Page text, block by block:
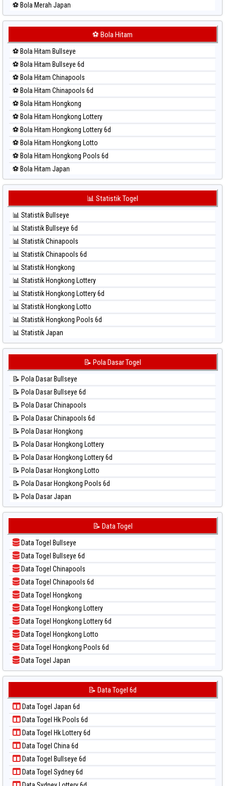
⚽ Bola Merah Japan
⚽ Bola Merah Japan 6d
⚽ Bola Merah Kuda Lari
⚽ Bola Merah Magnum Cambodia
⚽ Bola Merah Nagoya
⚽ Bola Merah North Carolina Day
⚽ Bola Merah Pcso
⚽ Bola Merah Sao Paulo
⚽ Bola Merah Singapore
⚽ Bola Merah Sydney
⚽ Bola Merah Sydney Lottery
⚽ Bola Merah Sydney Lottery 6d
⚽ Bola Merah Sydney Lotto
⚽ Bola Merah Taiwan
⚽ Bola Hitam
⚽ Bola Hitam Bullseye
⚽ Bola Hitam Bullseye 6d
⚽ Bola Hitam Chinapools
⚽ Bola Hitam Chinapools 6d
⚽ Bola Hitam Hongkong
⚽ Bola Hitam Hongkong Lottery
⚽ Bola Hitam Hongkong Lottery 6d
⚽ Bola Hitam Hongkong Lotto
⚽ Bola Hitam Hongkong Pools 6d
⚽ Bola Hitam Japan
⚽ Bola Hitam Japan 6d
⚽ Bola Hitam Kuda Lari
⚽ Bola Hitam Magnum Cambodia
⚽ Bola Hitam Nagoya
⚽ Bola Hitam North Carolina Day
⚽ Bola Hitam Pcso
⚽ Bola Hitam Sao Paulo
⚽ Bola Hitam Singapore
⚽ Bola Hitam Sydney
⚽ Bola Hitam Sydney Lottery
⚽ Bola Hitam Sydney Lottery 6d
⚽ Bola Hitam Sydney Lotto
⚽ Bola Hitam Taiwan
📊 Statistik Togel
📊 Statistik Bullseye
📊 Statistik Bullseye 6d
📊 Statistik Chinapools
📊 Statistik Chinapools 6d
📊 Statistik Hongkong
📊 Statistik Hongkong Lottery
📊 Statistik Hongkong Lottery 6d
📊 Statistik Hongkong Lotto
📊 Statistik Hongkong Pools 6d
📊 Statistik Japan
📊 Statistik Japan 6d
📊 Statistik Kuda Lari
📊 Statistik Magnum Cambodia
📊 Statistik Nagoya
📊 Statistik New York Midday
📊 Statistik North Carolina Day
📊 Statistik Pcso
📊 Statistik Pennsylvania Day
📊 Statistik Sao Paulo
📊 Statistik Singapore
📊 Statistik Sydney
📊 Statistik Sydney Lottery
📊 Statistik Sydney Pools 6d
📊 Statistik Taipei
📊 Statistik Taiwan
📝 Pola Dasar Togel
📝 Pola Dasar Bullseye
📝 Pola Dasar Bullseye 6d
📝 Pola Dasar Chinapools
📝 Pola Dasar Chinapools 6d
📝 Pola Dasar Hongkong
📝 Pola Dasar Hongkong Lottery
📝 Pola Dasar Hongkong Lottery 6d
📝 Pola Dasar Hongkong Lotto
📝 Pola Dasar Hongkong Pools 6d
📝 Pola Dasar Japan
📝 Pola Dasar Japan 6d
📝 Pola Dasar Kuda Lari
📝 Pola Dasar Magnum Cambodia
📝 Pola Dasar Nagoya
📝 Pola Dasar North Carolina Day
📝 Pola Dasar Pcso
📝 Pola Dasar Sao Paulo
📝 Pola Dasar Singapore
📝 Pola Dasar Sydney
📝 Pola Dasar Sydney Lottery
📝 Pola Dasar Sydney Lottery 6d
📝 Pola Dasar Sydney Lotto
📝 Pola Dasar Taiwan
📝 Data Togel
Data Togel Bullseye
Data Togel Bullseye 6d
Data Togel Chinapools
Data Togel Chinapools 6d
Data Togel Hongkong
Data Togel Hongkong Lottery
Data Togel Hongkong Lottery 6d
Data Togel Hongkong Lotto
Data Togel Hongkong Pools 6d
Data Togel Japan
Data Togel Japan 6d
Data Togel Kuda Lari
Data Togel Magnum Cambodia
Data Togel Nagoya
Data Togel North Carolina Day
Data Togel Pcso
Data Togel Sao Paulo
Data Togel Singapore
📝 Data Togel 6d
Data Togel Japan 6d
Data Togel Hk Pools 6d
Data Togel Hk Lottery 6d
Data Togel China 6d
Data Togel Bullseye 6d
Data Togel Sydney 6d